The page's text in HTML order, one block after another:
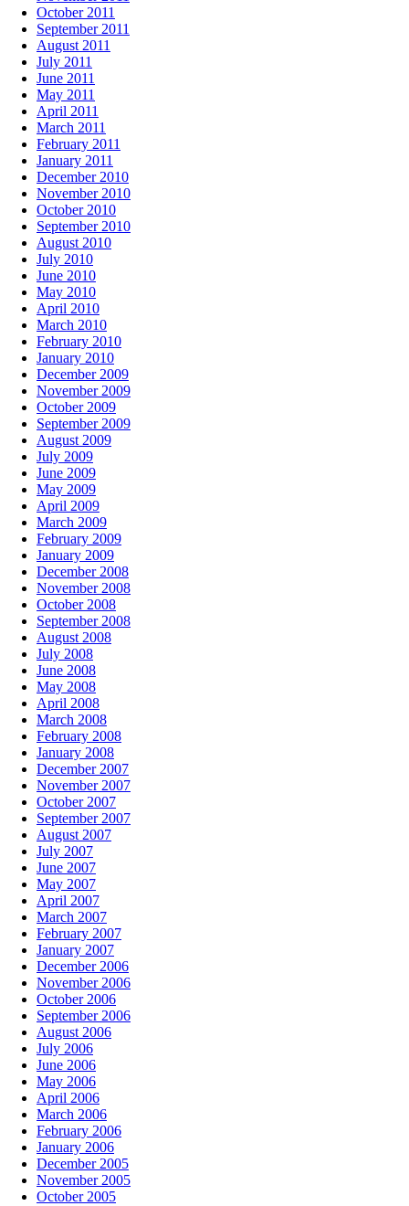
October 2011
September 2011
August 2011
July 2011
June 2011
May 2011
April 2011
March 2011
February 2011
January 2011
December 2010
November 2010
October 2010
September 2010
August 2010
July 2010
June 2010
May 2010
April 2010
March 2010
February 2010
January 2010
December 2009
November 2009
October 2009
September 2009
August 2009
July 2009
June 2009
May 2009
April 2009
March 2009
February 2009
January 2009
December 2008
November 2008
October 2008
September 2008
August 2008
July 2008
June 2008
May 2008
April 2008
March 2008
February 2008
January 2008
December 2007
November 2007
October 2007
September 2007
August 2007
July 2007
June 2007
May 2007
April 2007
March 2007
February 2007
January 2007
December 2006
November 2006
October 2006
September 2006
August 2006
July 2006
June 2006
May 2006
April 2006
March 2006
February 2006
January 2006
December 2005
November 2005
October 2005